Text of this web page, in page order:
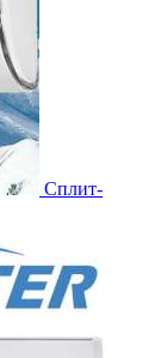
Сплит-